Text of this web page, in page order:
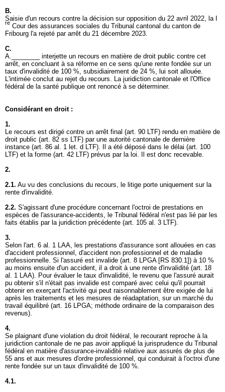
B.
Saisie d'un recours contre la décision sur opposition du 22 avril 2022, la I
re Cour des assurances sociales du Tribunal cantonal du canton de
Fribourg l'a rejeté par arrêt du 21 décembre 2023.
C.
A.________ interjette un recours en matière de droit public contre cet
arrêt, en concluant à sa réforme en ce sens qu'une rente fondée sur un
taux d'invalidité de 100 %, subsidiairement de 24 %, lui soit allouée.
L'intimée conclut au rejet du recours. La juridiction cantonale et l'Office
fédéral de la santé publique ont renoncé à se déterminer.
Considérant en droit :
1.
Le recours est dirigé contre un arrêt final (art. 90 LTF) rendu en matière de
droit public (art. 82 ss LTF) par une autorité cantonale de dernière
instance (art. 86 al. 1 let. d LTF). Il a été déposé dans le délai (art. 100
LTF) et la forme (art. 42 LTF) prévus par la loi. Il est donc recevable.
2.
2.1. Au vu des conclusions du recours, le litige porte uniquement sur la
rente d'invalidité.
2.2. S'agissant d'une procédure concernant l'octroi de prestations en
espèces de l'assurance-accidents, le Tribunal fédéral n'est pas lié par les
faits établis par la juridiction précédente (art. 105 al. 3 LTF).
3.
Selon l'art. 6 al. 1 LAA, les prestations d'assurance sont allouées en cas
d'accident professionnel, d'accident non professionnel et de maladie
professionnelle. Si l'assuré est invalide (art. 8 LPGA[RS 830.1]) à 10 %
au moins ensuite d'un accident, il a droit à une rente d'invalidité (art. 18
al. 1 LAA). Pour évaluer le taux d'invalidité, le revenu que l'assuré aurait
pu obtenir s'il n'était pas invalide est comparé avec celui qu'il pourrait
obtenir en exerçant l'activité qui peut raisonnablement être exigée de lui
après les traitements et les mesures de réadaptation, sur un marché du
travail équilibré (art. 16 LPGA; méthode ordinaire de la comparaison des
revenus).
4.
Se plaignant d'une violation du droit fédéral, le recourant reproche à la
juridiction cantonale de ne pas avoir appliqué la jurisprudence du Tribunal
fédéral en matière d'assurance-invalidité relative aux assurés de plus de
55 ans et aux mesures d'ordre professionnel, qui conduirait à l'octroi d'une
rente fondée sur un taux d'invalidité de 100 %.
4.1.